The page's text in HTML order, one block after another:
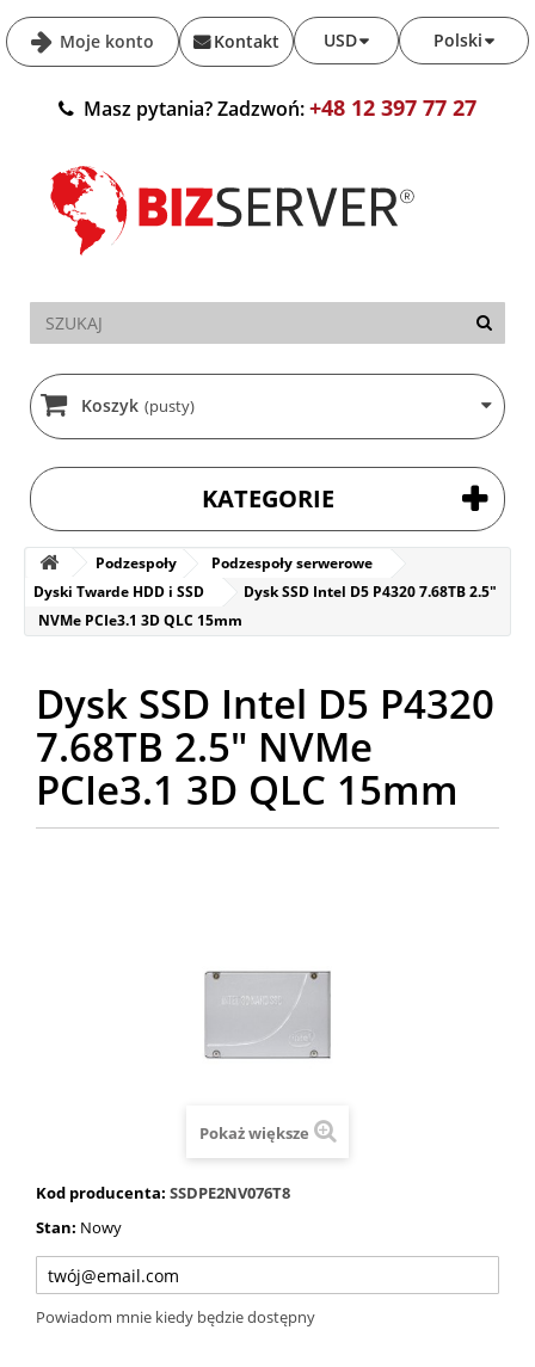
Moje konto Polski
USD
Kontakt
Masz pytania? Zadzwoń:+48 12 397 77 27
Koszyk (pusty)
KATEGORIE
Podzespoły
Podzespoły serwerowe
Dyski Twarde HDD i SSD
Dysk SSD Intel D5 P4320 7.68TB 2.5"
NVMe PCIe3.1 3D QLC 15mm
Dysk SSD Intel D5 P4320
7.68TB 2.5" NVMe
PCIe3.1 3D QLC 15mm
Pokaż większe
Kod producenta: SSDPE2NV076T8
Stan: Nowy
Powiadom mnie kiedy będzie dostępny